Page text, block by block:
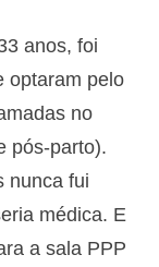
anos, foi
optaram pelo
no
pós-parto).
nunca fui
médica. E
a sala PPP